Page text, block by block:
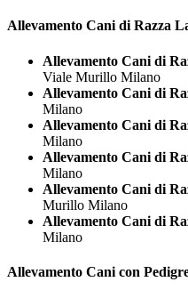
Allevamento Cani di Razza
Allevamento Cani di
Viale Murillo Milano
Allevamento Cani di
Milano
Allevamento Cani di
Milano
Allevamento Cani di
Milano
Allevamento Cani di
Murillo Milano
Allevamento Cani di
Milano
Allevamento Cani con